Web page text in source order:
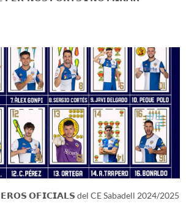
𝗢𝗙𝗜𝗖𝗜𝗔𝗟𝗦 del CE Sabadell 2024/2025